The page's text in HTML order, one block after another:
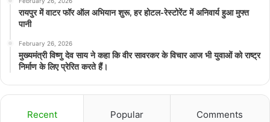
रायपुर में वाटर फॉर ऑल अभियान शुरू, हर होटल-रेस्टोरेंट में अनिवार्य हुआ मुफ्त
पानी
February 26, 2026
मुख्यमंत्री विष्णु देव साय ने कहा कि वीर सावरकर के विचार आज भी युवाओं को राष्ट्र
निर्माण के लिए प्रेरित करते हैं।
Recent Popular Comments